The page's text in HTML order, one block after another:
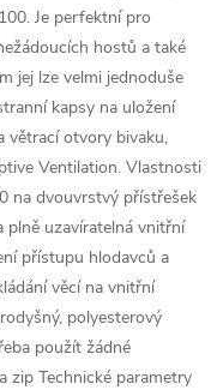
Je perfektní pro
hostů a také
jej lze velmi jednoduše
kapsy na uložení
větrací otvory bivaku,
Ventilation. Vlastnosti
na dvouvrstvý přístřešek
plně uzavíratelná vnitřní
přístupu hlodavců a
věcí na vnitřní
polyesterový
použít žádné
zip Technické parametry